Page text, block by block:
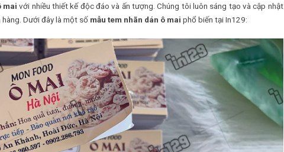
mai với nhiều thiết kế độc đáo và ấn tượng. Chúng tôi luôn sáng tạo và cập nhật
Dưới đây là một số mẫu tem nhãn dán ô mai phổ biến tại In129: